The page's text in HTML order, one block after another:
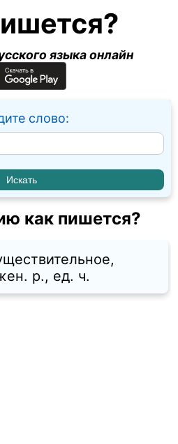
языка онлайн
слово:
как пишется?
p., ед. ч.